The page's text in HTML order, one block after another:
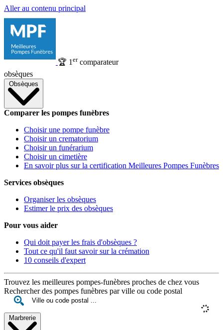
Aller au contenu principal
🏆 1 ercomparateur
obsèques
Obsèques
Comparer les pompes funèbres
Choisir une pompe funèbre
Choisir un crematorium
Choisir un funérarium
Choisir un cimetière
En savoir plus sur la certification Meilleures Pompes Funèbres
Services obsèques
Organiser les obsèques
Estimer le prix des obsèques
Pour vous aider
Qui doit payer les frais d'obsèques ?
Tout ce qu'il faut savoir sur la crémation
10 conseils d'expert
Trouvez les meilleures pompes-funèbres proches de chez vous
Rechercher des pompes funèbres par ville ou code postal
Marbrerie